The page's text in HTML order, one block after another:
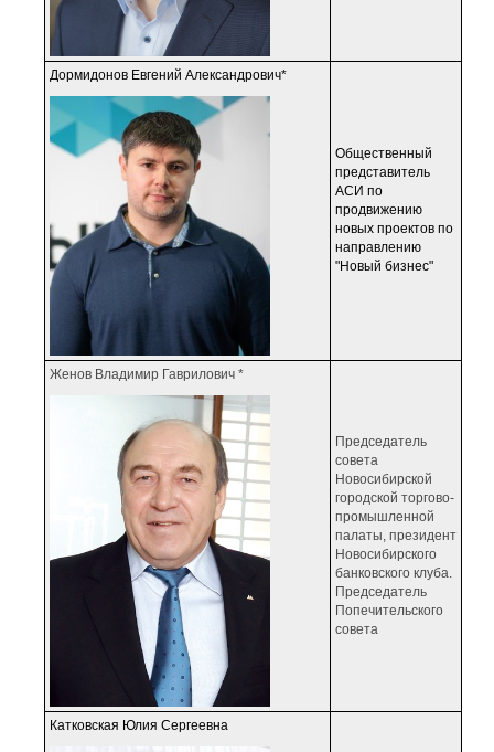
Дормидонов Евгений Александрович*
Общественный
представитель
АСИ по
продвижению
новых проектов по
направлению
"Новый бизнес"
Женов Владимир Гаврилович *
Председатель
совета
Новосибирской
городской торгово-
промышленной
палаты, президент
Новосибирского
банковского клуба.
Председатель
Попечительского
совета
Катковская Юлия Сергеевна